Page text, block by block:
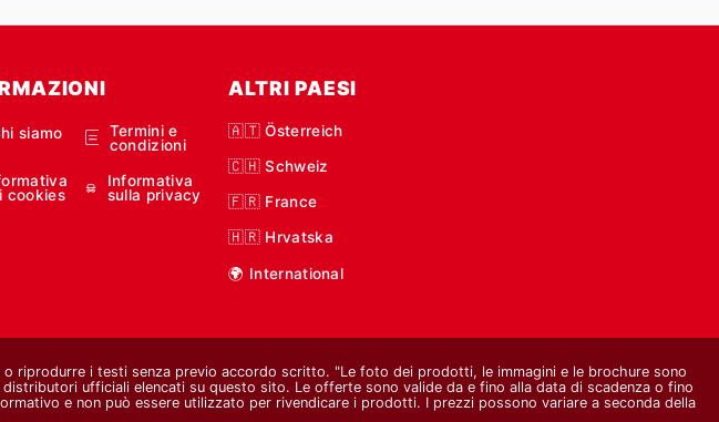
siamo
Termini e
condizioni
cookies
Informativa
sulla privacy
ALTRI PAESI
🇦🇹 Österreich
🇨🇭 Schweiz
🇫🇷 France
🇭🇷 Hrvatska
🌍 International
i testi senza previo accordo scritto. "Le foto dei prodotti, le immagini e le brochure sono
ufficiali elencati su questo sito. Le offerte sono valide da e fino alla data di scadenza o fino
e non può essere utilizzato per rivendicare i prodotti. I prezzi possono variare a seconda della